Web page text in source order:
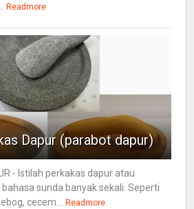
Readmore
Dapur (parabot dapur)
- Istilah perkakas dapur atau
sunda banyak sekali. Seperti
cecem...
Readmore